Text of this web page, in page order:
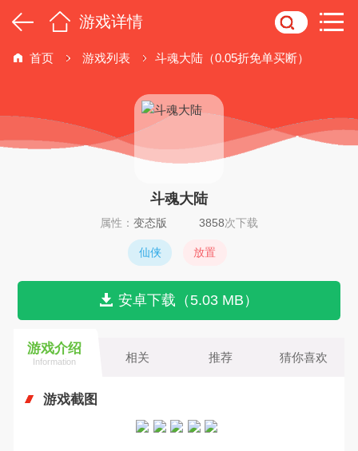
游戏详情
首页 游戏列表 斗魂大陆（0.05折免单买断）
斗魂大陆
属性： 变态版 3858次下载
仙侠 放置
安卓下载（5.03 MB）
游戏介绍
Information 相关 推荐 猜你喜欢
游戏截图